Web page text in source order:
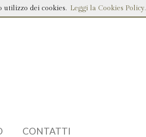
CONTATTI
utilizzo dei cookies. Leggi la Cookies Policy.